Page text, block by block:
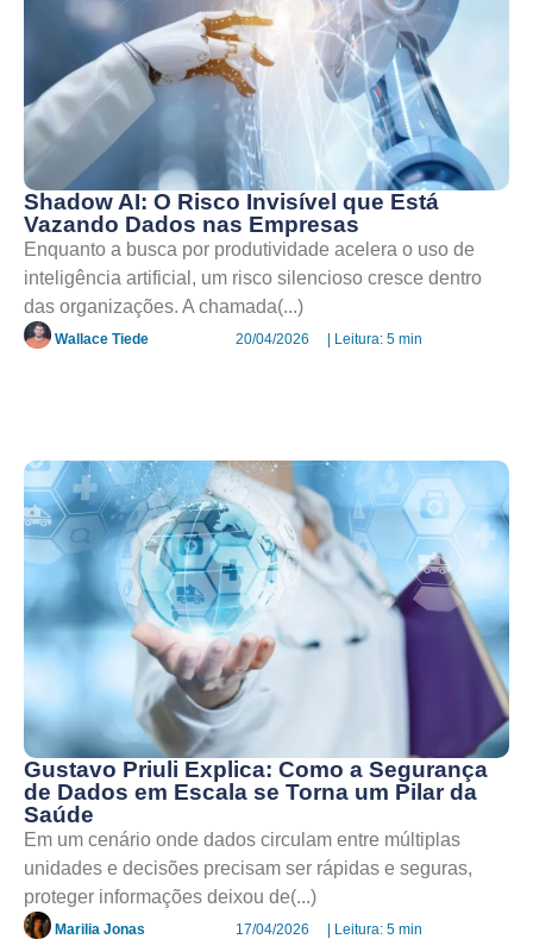
Shadow AI: O Risco Invisível que Está
Vazando Dados nas Empresas
Enquanto a busca por produtividade acelera o uso de
inteligência artificial, um risco silencioso cresce dentro
das organizações. A chamada(...)
Wallace Tiede 20/04/2026 | Leitura: 5 min
Gustavo Priuli Explica: Como a Segurança
de Dados em Escala se Torna um Pilar da
Saúde
Em um cenário onde dados circulam entre múltiplas
unidades e decisões precisam ser rápidas e seguras,
proteger informações deixou de(...)
Marilia Jonas 17/04/2026 | Leitura: 5 min